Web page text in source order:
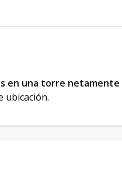
en una torre
ubicación.